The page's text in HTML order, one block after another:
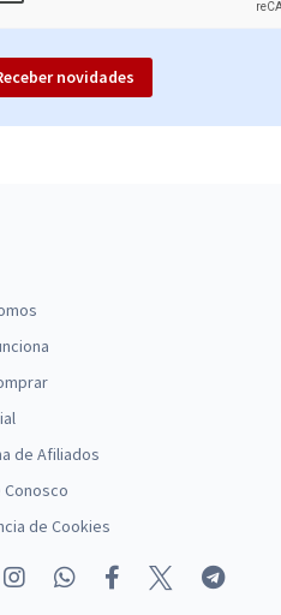
novidades
de Afiliados
Conosco
de Cookies